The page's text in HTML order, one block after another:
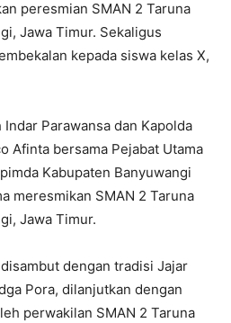
peresmian SMAN 2 Taruna
Jawa Timur. Sekaligus
kepada siswa kelas X,
Parawansa dan Kapolda
Afinta bersama Pejabat Utama
Kabupaten Banyuwangi
meresmikan SMAN 2 Taruna
Jawa Timur.
dengan tradisi Jajar
Pora, dilanjutkan dengan
perwakilan SMAN 2 Taruna